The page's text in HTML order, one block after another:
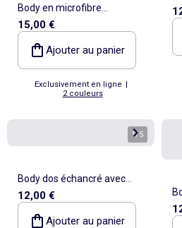
Body en microfibre
shapewear
15,00 €
Ajouter au panier
Exclusivement en ligne |
2 couleurs
1/5
Body dos échancré avec
bijou doré
12,00 €
Ajouter au panier